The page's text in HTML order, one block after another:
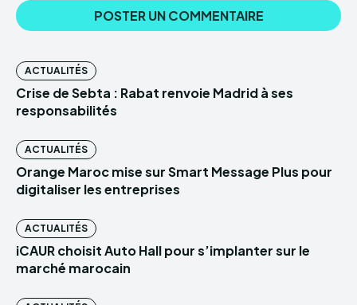
ACTUALITÉS
Crise de Sebta : Rabat renvoie Madrid à ses
responsabilités
ACTUALITÉS
Orange Maroc mise sur Smart Message Plus pour
digitaliser les entreprises
ACTUALITÉS
iCAUR choisit Auto Hall pour s’implanter sur le
marché marocain